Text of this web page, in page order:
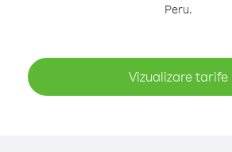
Peru.
Vizualizare tarife